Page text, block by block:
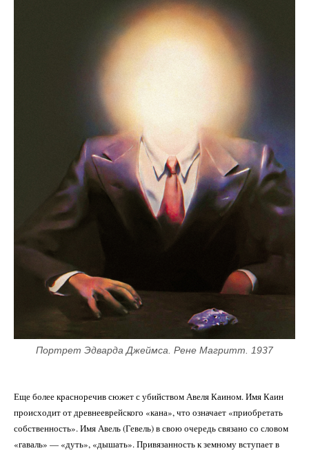
Портрет Эдварда Джеймса. Рене Магритт. 1937
Еще более красноречив сюжет с убийством Авеля Каином. Имя Каин
происходит от древнееврейского «кана», что означает «приобретать
собственность». Имя Авель (Гевель) в свою очередь связано со словом
«гаваль» — «дуть», «дышать». Привязанность к земному вступает в